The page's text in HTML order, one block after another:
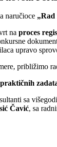
naručioce „Rad
na proces
upravo
približimo
sa
Čavić, sa